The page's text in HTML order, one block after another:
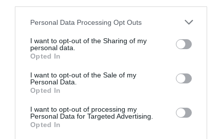
Personal Data Processing Opt Outs
I want to opt-out of the Sharing of my
personal data.
Opted In
I want to opt-out of the Sale of my
Personal Data.
Opted In
I want to opt-out of processing my
Personal Data for Targeted Advertising.
Opted In
Σχετικά Άρθρα
Η μακρά λίστα με